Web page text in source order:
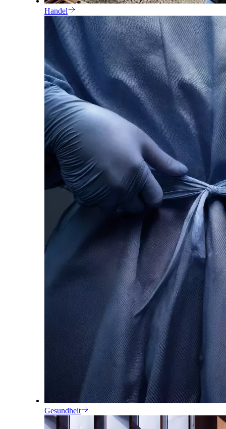
Handel
Gesundheit